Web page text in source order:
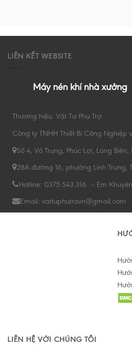
LIÊN KẾT WEBSITE
Máy nén khí nhà xưởng
Thương hiệu: Vật Tư Phụ Trợ
Công ty TNHH Thiết Bị Công Nghiệp
Số 4, Võ Trung, Phúc Lợi, Long Biên,
28A đường 16, phường Linh Trung,
Hotline: 0375 543 316 – Em Khuyên
Email: vattuphutrovn@gmail.com
LIÊN HỆ VỚI CHÚNG TÔI